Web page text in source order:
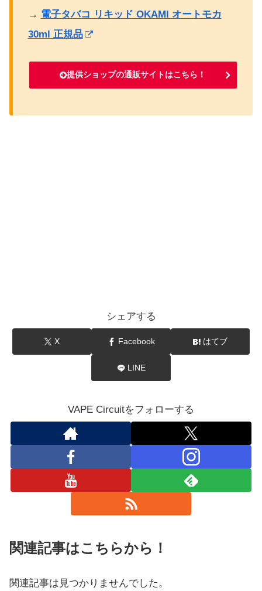
→ 電子タバコ リキッド OKAMI オートモカ
30ml 正規品
提供ショップの通販サイトはこちら！
シェアする
X Facebook はてブ
LINE
VAPE Circuitをフォローする
関連記事はこちらから！
関連記事は見つかりませんでした。